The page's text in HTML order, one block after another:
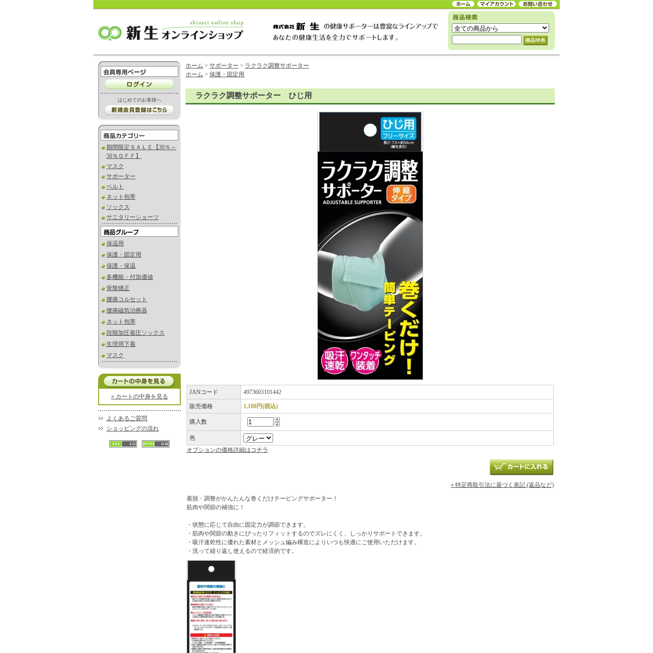
はじめてのお客様へ
期間限定ＳＡＬＥ【30％～
50％ＯＦＦ】
マスク
サポーター
ベルト
ネット包帯
ソックス
サニタリーショーツ
保温用
保護・固定用
保護・保温
多機能・付加価値
骨盤矯正
腰痛コルセット
腰痛磁気治療器
ネット包帯
段階加圧着圧ソックス
生理用下着
マスク
» カートの中身を見る
よくあるご質問
ショッピングの流れ
ホーム > サポーター > ラクラク調整サポーター
ホーム > 保護・固定用
ラクラク調整サポーター ひじ用
JANコード 4973603101442
販売価格 1,188円(税込)
購入数
色
オプションの価格詳細はコチラ
» 特定商取引法に基づく表記 (返品など)
着脱・調整がかんたんな巻くだけテーピングサポーター！
筋肉や関節の補強に！
・状態に応じて自由に固定力が調節できます。
・筋肉や関節の動きにぴったりフィットするのでズレにくく、しっかりサポートできます。
・吸汗速乾性に優れた素材とメッシュ編み構造によりいつも快適にご使用いただけます。
・洗って繰り返し使えるので経済的です。